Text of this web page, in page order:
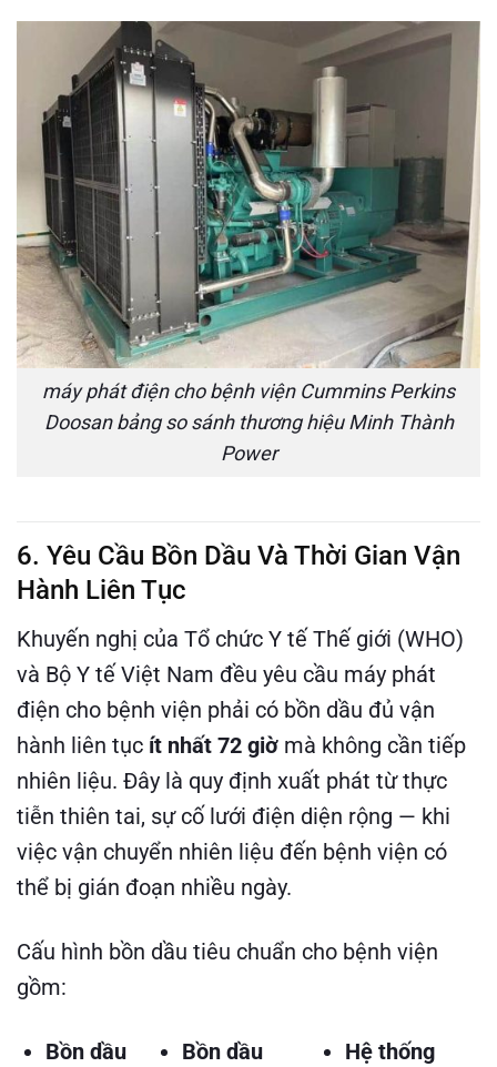
máy phát điện cho bệnh viện Cummins Perkins
Doosan bảng so sánh thương hiệu Minh Thành
Power
6. Yêu Cầu Bồn Dầu Và Thời Gian Vận
Hành Liên Tục
Khuyến nghị của Tổ chức Y tế Thế giới (WHO)
và Bộ Y tế Việt Nam đều yêu cầu máy phát
điện cho bệnh viện phải có bồn dầu đủ vận
hành liên tục ít nhất 72 giờ mà không cần tiếp
nhiên liệu. Đây là quy định xuất phát từ thực
tiễn thiên tai, sự cố lưới điện diện rộng — khi
việc vận chuyển nhiên liệu đến bệnh viện có
thể bị gián đoạn nhiều ngày.
Cấu hình bồn dầu tiêu chuẩn cho bệnh viện
gồm:
Bồn dầu
Bồn dầu
Hệ thống